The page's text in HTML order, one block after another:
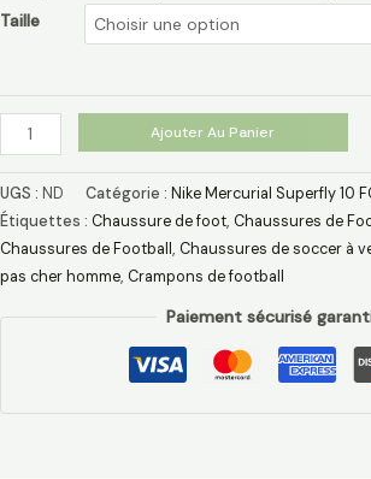
Taille
Ajouter Au Panier
UGS : ND Catégorie : Nike Mercurial Superfly 10
Étiquettes : Chaussure de foot, Chaussures de
Chaussures de Football , Chaussures de soccer à
pas cher homme, Crampons de football
Paiement sécurisé